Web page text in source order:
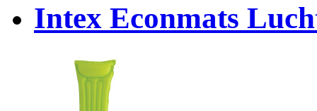
Intex Econmats